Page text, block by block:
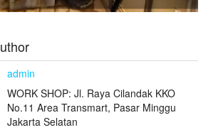
admin
WORK SHOP: Jl. Raya Cilandak KKO
No.11 Area Transmart, Pasar Minggu
Jakarta Selatan